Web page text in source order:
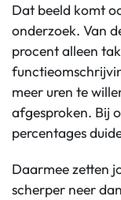
Dat beeld komt
onderzoek. Van
procent alleen
meer uren te
afgesproken. Bij
percentages
Daarmee zetten
scherper neer